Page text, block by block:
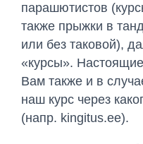
парашютистов
также прыжки в
или без таковой),
«курсы».
Вам также и в
наш курс через
(напр. kingitus.ee).